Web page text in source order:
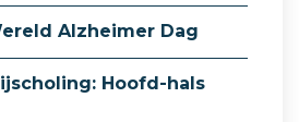
Alzheimer Dag
Hoofd-hals